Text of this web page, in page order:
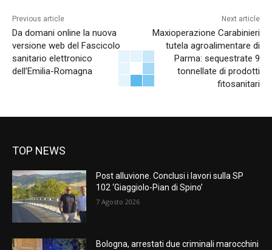
Previous article
Da domani online la nuova
versione web del Fascicolo
sanitario elettronico
dell’Emilia-Romagna
Next article
Maxioperazione Carabinieri
tutela agroalimentare di
Parma: sequestrate 9
tonnellate di prodotti
fitosanitari
TOP NEWS
Post alluvione. Conclusi i lavori sulla SP
102 ‘Giaggiolo-Pian di Spino’
7 Agosto 2026
Bologna, arrestati due criminali marocchini